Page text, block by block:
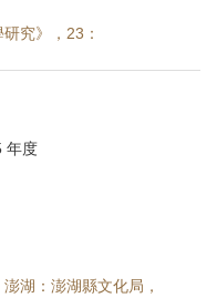
究》，23：
年度
湖：澎湖縣文化局，